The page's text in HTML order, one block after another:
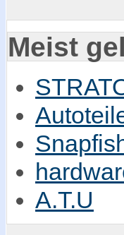
Meist
A.T.U